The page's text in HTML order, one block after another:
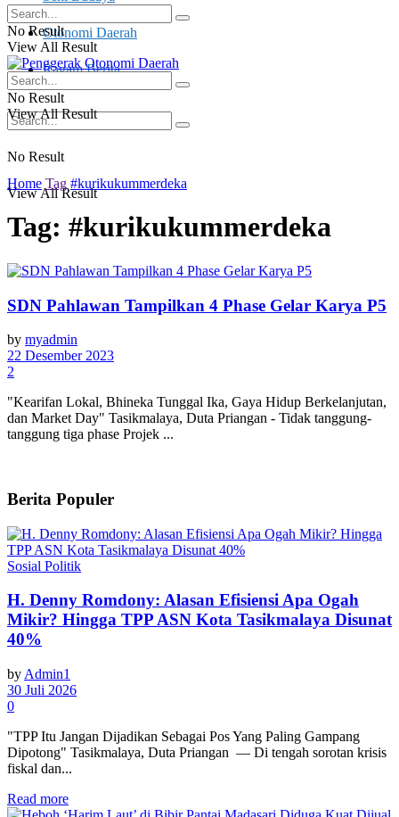
Otonomi Daerah
Ragam Berita
No Result
View All Result
No Result
View All Result
No Result
View All Result
Home Tag #kurikukummerdeka
Tag: #kurikukummerdeka
SDN Pahlawan Tampilkan 4 Phase Gelar Karya P5
by myadmin
22 Desember 2023
2
"Kearifan Lokal, Bhineka Tunggal Ika, Gaya Hidup Berkelanjutan,
dan Market Day" Tasikmalaya, Duta Priangan - Tidak tanggung-
tanggung tiga phase Projek ...
Berita Populer
Sosial Politik
H. Denny Romdony: Alasan Efisiensi Apa Ogah
Mikir? Hingga TPP ASN Kota Tasikmalaya Disunat
40%
by Admin1
30 Juli 2026
0
"TPP Itu Jangan Dijadikan Sebagai Pos Yang Paling Gampang
Dipotong" Tasikmalaya, Duta Priangan — Di tengah sorotan krisis
fiskal dan...
Read more